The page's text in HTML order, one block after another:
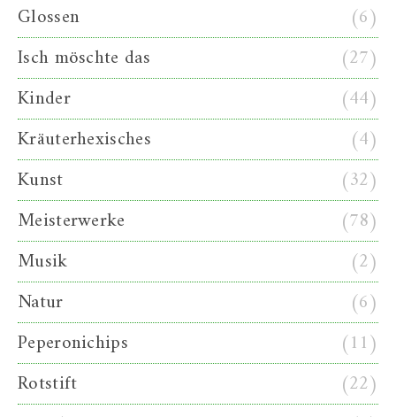
Glossen
(6)
Isch möschte das
(27)
Kinder
(44)
Kräuterhexisches
(4)
Kunst
(32)
Meisterwerke
(78)
Musik
(2)
Natur
(6)
Peperonichips
(11)
Rotstift
(22)